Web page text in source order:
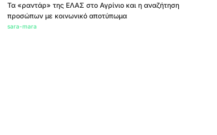
Τα «ραντάρ» της ΕΛΑΣ στο Αγρίνιο και η αναζήτηση
προσώπων με κοινωνικό αποτύπωμα
sara-mara